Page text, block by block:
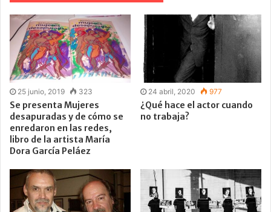
25 junio, 2019 323
Se presenta Mujeres
desapuradas y de cómo se
enredaron en las redes,
libro de la artista María
Dora García Peláez
24 abril, 2020 977
¿Qué hace el actor cuando
no trabaja?